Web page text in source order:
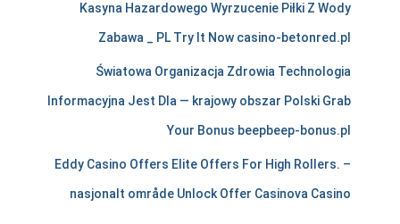
e
e
s
Kasyna Hazardowego Wyrzucenie Piłki Z Wody
Zabawa _ PL Try It Now casino-betonred.pl
Światowa Organizacja Zdrowia Technologia
Informacyjna Jest Dla — krajowy obszar Polski Grab
Your Bonus beepbeep-bonus.pl
Eddy Casino Offers Elite Offers For High Rollers. –
nasjonalt område Unlock Offer Casinova Casino